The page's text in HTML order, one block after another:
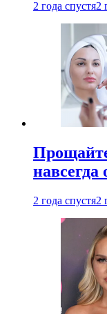
2 года спустя2
навсегда
2 года спустя2